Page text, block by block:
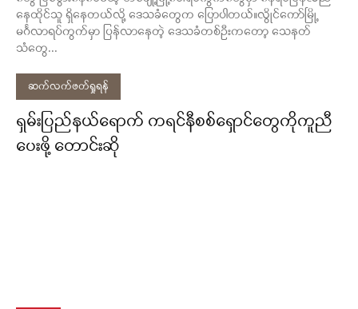
နေထိုင်သူ ရှိနေတယ်လို့ ဒေသခံတွေက ပြောပါတယ်။လွိုင်ကော်မြို့
မင်္ဂလာရပ်ကွက်မှာ ပြန်လာနေတဲ့ ဒေသခံတစ်ဦးကတော့ သေနတ်
သံတွေ...
ဆက်လက်ဖတ်ရှုရန်
ရှမ်းပြည်နယ်ရောက် ကရင်နီစစ်ရှောင်တွေကိုကူညီ
ပေးဖို့ တောင်းဆို